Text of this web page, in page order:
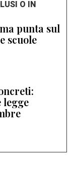
O IN
punta sul
scuole
legge